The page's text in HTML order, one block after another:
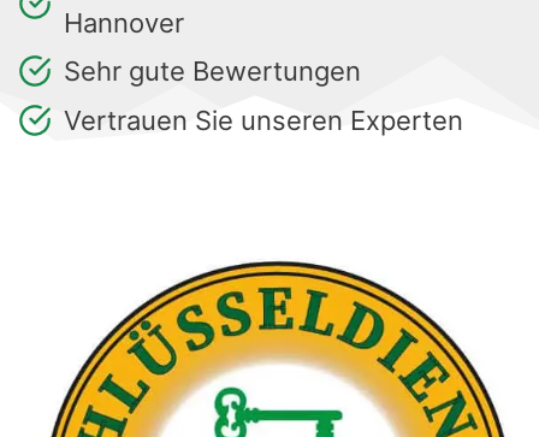
Hannover
Sehr gute Bewertungen
Vertrauen Sie unseren Experten